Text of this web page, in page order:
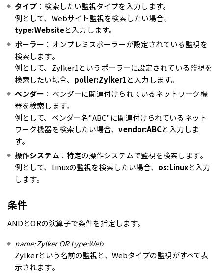
タイプ ：検索したい監視タイプを入力します。
例として、Webサイト監視を検索したい場合、
type:Websiteと入力します。
ポーラー ：オンプレミスポーラーが設定されている監視を
検索します。
例として、Zylker1というポーラーに設定されている監視を
検索したい場合、 poller:Zylker1と入力します。
ベンダー ：ベンダーに関連付けられているネットワーク機
器を検索します。
例として、ベンダー名"ABC"に関連付けられているネット
ワーク機器を検索したい場合、vendor:ABCと入力しま
す。
操作システム：特定の操作システムで監視を検索します。
例として、Linuxの監視を検索したい場合、 os:Linuxと入力
します。
条件
ANDとORの演算子で条件を指定します。
name:Zylker OR type:Web
Zylkerという名前の監視と、Webタイプの監視がすべて表
示されます。